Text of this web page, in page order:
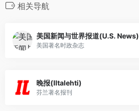
相关导航
美国新闻与世界报道(U.S. News)
美国著名时政杂志
晚报(Iltalehti)
芬兰著名报刊